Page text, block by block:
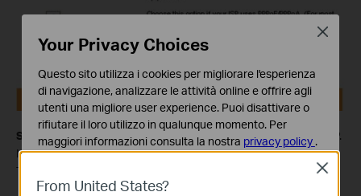
Step 8 Input theUsername andPasswordprovided by your ISP.
Input correctVPIandVCIwhich also are provided by your ISP.
Then click
From United States?
Close
Your Privacy Choices
Questo sito utilizza i cookies per migliorare l'esperienza
di navigazione, analizzare le attività online e offrire agli
utenti una migliore user experience. Puoi disattivare o
rifiutare il loro utilizzo in qualunque momento. Per
maggiori informazioni consulta la nostra privacy policy .
Questi cookies sono necessari per il corretto
Close